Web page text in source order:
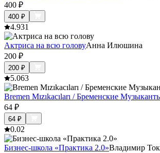
400 ₽
400 ₽
4.931
Актриса на всю головуАнна Илюшина
200 ₽
200 ₽
5.063
Bremen Mızıkacıları / Бременские
64 ₽
64 ₽
0.02
Бизнес-школа «Практика 2.0»Владимир